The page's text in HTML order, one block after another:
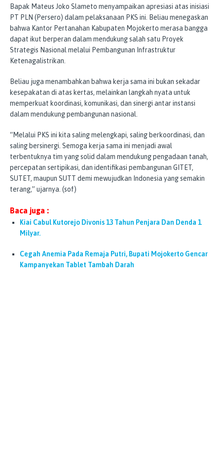
Bapak Mateus Joko Slameto menyampaikan apresiasi atas inisiasi
PT PLN (Persero) dalam pelaksanaan PKS ini. Beliau menegaskan
bahwa Kantor Pertanahan Kabupaten Mojokerto merasa bangga
dapat ikut berperan dalam mendukung salah satu Proyek
Strategis Nasional melalui Pembangunan Infrastruktur
Ketenagalistrikan.
Beliau juga menambahkan bahwa kerja sama ini bukan sekadar
kesepakatan di atas kertas, melainkan langkah nyata untuk
memperkuat koordinasi, komunikasi, dan sinergi antar instansi
dalam mendukung pembangunan nasional.
“Melalui PKS ini kita saling melengkapi, saling berkoordinasi, dan
saling bersinergi. Semoga kerja sama ini menjadi awal
terbentuknya tim yang solid dalam mendukung pengadaan tanah,
percepatan sertipikasi, dan identifikasi pembangunan GITET,
SUTET, maupun SUTT demi mewujudkan Indonesia yang semakin
terang,” ujarnya. (sof)
Baca juga :
Kiai Cabul Kutorejo Divonis 13 Tahun Penjara Dan Denda 1
Milyar.
Cegah Anemia Pada Remaja Putri, Bupati Mojokerto Gencar
Kampanyekan Tablet Tambah Darah